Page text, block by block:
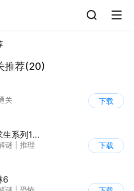
推荐(20)
关
下载
密室逃脱求生系列1极地冒险
谜
推理
下载
6